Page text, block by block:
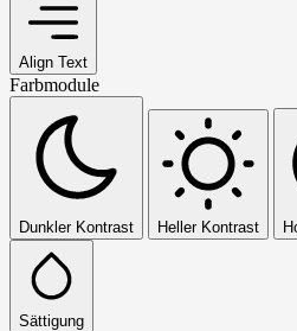
Align Text
Farbmodule
Dunkler Kontrast Heller Kontrast
Sättigung